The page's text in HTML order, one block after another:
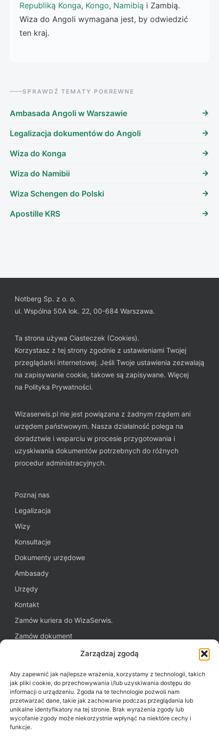
Zarządzaj zgodą
Aby zapewnić jak najlepsze wrażenia, korzystamy z technologii, takich
jak pliki cookie, do przechowywania i/lub uzyskiwania dostępu do
informacji o urządzeniu. Zgoda na te technologie pozwoli nam
przetwarzać dane, takie jak zachowanie podczas przeglądania lub
unikalne identyfikatory na tej stronie. Brak wyrażenia zgody lub
wycofanie zgody może niekorzystnie wpłynąć na niektóre cechy i
funkcje.
Republiką Konga, Kongo, Namibią i Zambią.
Wiza do Angoli wymagana jest, by odwiedzić
ten kraj.
SPRAWDŹ TEMATY POKREWNE
Ambasada Angoli w Warszawie
Legalizacja dokumentów do Angoli
Wiza do Konga
Wiza do Namibii
Wiza Schengen do Polski
Apostille KRS
Notberg Sp. z o. o.
ul. Wspólna 50A lok. 22, 00-684 Warszawa.
Ta strona używa Ciasteczek (Cookies).
Korzystasz z tej strony zgodnie z ustawieniami Twojej
przeglądarki internetowej. Jeśli Twoje ustawienia zezwalają
na zapisywanie cookie, takowe są zapisywane. Więcej
na Polityka Prywatności.
Wizaserwis.pl nie jest powiązana z żadnym rządem ani
urzędem państwowym. Nasza działalność polega na
doradztwie i wsparciu w procesie przygotowania i
uzyskiwania dokumentów potrzebnych do różnych
procedur administracyjnych.
Poznaj nas
Legalizacja
Wizy
Konsultacje
Dokumenty urzędowe
Ambasady
Urzędy
Kontakt
Zamów kuriera do WizaSerwis.
Zamów dokument
Polityka plików cookies (EU)
Potrzebujesz pomocy?